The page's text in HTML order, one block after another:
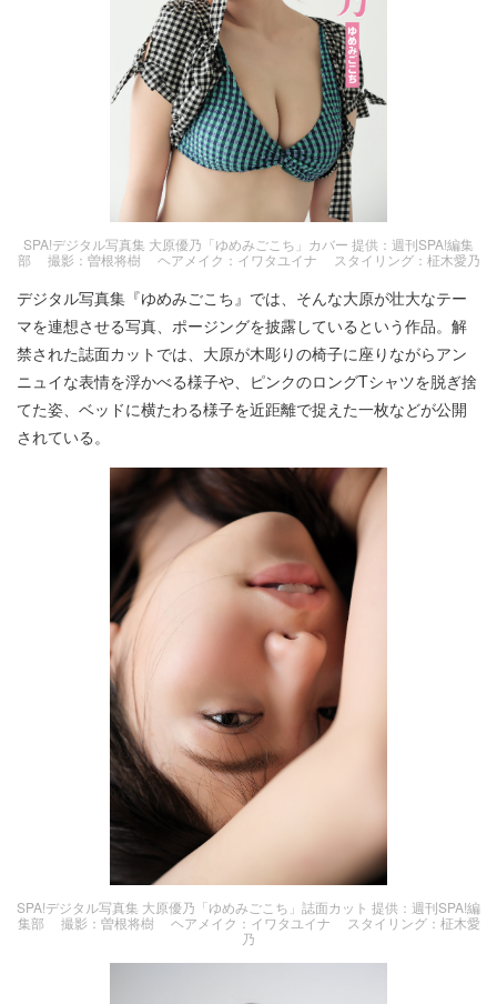
SPA!デジタル写真集 大原優乃「ゆめみごこち」カバー 提供：週刊SPA!編集
部 撮影：曽根将樹 ヘアメイク：イワタユイナ スタイリング：柾木愛乃
デジタル写真集『ゆめみごこち』では、そんな大原が壮大なテー
マを連想させる写真、ポージングを披露しているという作品。解
禁された誌面カットでは、大原が木彫りの椅子に座りながらアン
ニュイな表情を浮かべる様子や、ピンクのロングTシャツを脱ぎ捨
てた姿、ベッドに横たわる様子を近距離で捉えた一枚などが公開
されている。
SPA!デジタル写真集 大原優乃「ゆめみごこち」誌面カット 提供：週刊SPA!編
集部 撮影：曽根将樹 ヘアメイク：イワタユイナ スタイリング：柾木愛
乃